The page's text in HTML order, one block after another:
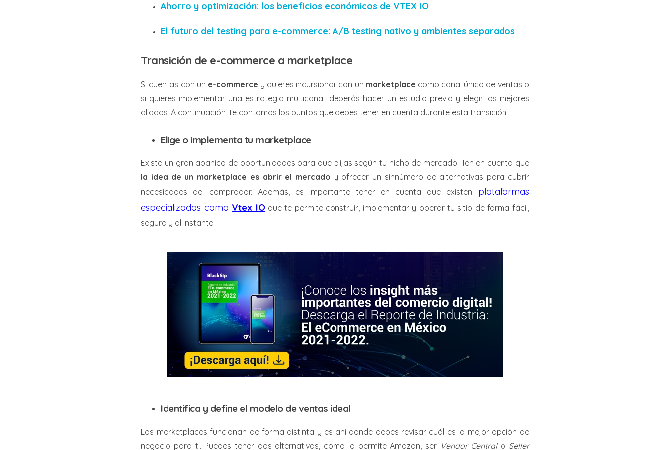
Ahorro y optimización: los beneficios económicos de VTEX IO
El futuro del testing para e-commerce: A/B testing nativo y ambientes separados
Transición de e-commerce a marketplace
Si cuentas con un e-commerce y quieres incursionar con un marketplace como canal único de ventas o
si quieres implementar una estrategia multicanal, deberás hacer un estudio previo y elegir los mejores
aliados. A continuación, te contamos los puntos que debes tener en cuenta durante esta transición:
Elige o implementa tu marketplace
Existe un gran abanico de oportunidades para que elijas según tu nicho de mercado. Ten en cuenta que
la idea de un marketplace es abrir el mercado y ofrecer un sinnúmero de alternativas para cubrir
necesidades del comprador. Además, es importante tener en cuenta que existen
plataformas
especializadas como Vtex IOque te permite construir, implementar y operar tu sitio de forma fácil,
segura y al instante.
Identifica y define el modelo de ventas ideal
Los marketplaces funcionan de forma distinta y es ahí donde debes revisar cuál es la mejor opción de
negocio para ti. Puedes tener dos alternativas, como lo permite Amazon, ser Vendor Central o Seller